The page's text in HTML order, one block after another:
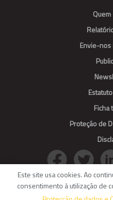
Envie-nos
Ficha
Proteção de
© Agroportal.
Este site usa cookies. Ao
consentimento à utilização de